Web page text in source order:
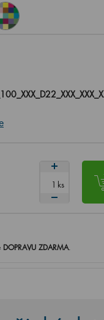
ks
DOPRAVU ZDARMA.